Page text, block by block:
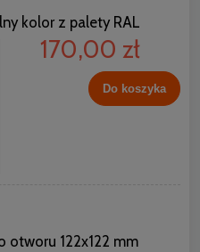
kolor z palety RAL
170,00 zł
Do koszyka
otworu 122x122 mm